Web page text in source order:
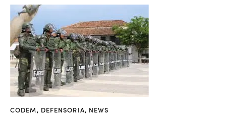
CODEM, DEFENSORIA, NEWS